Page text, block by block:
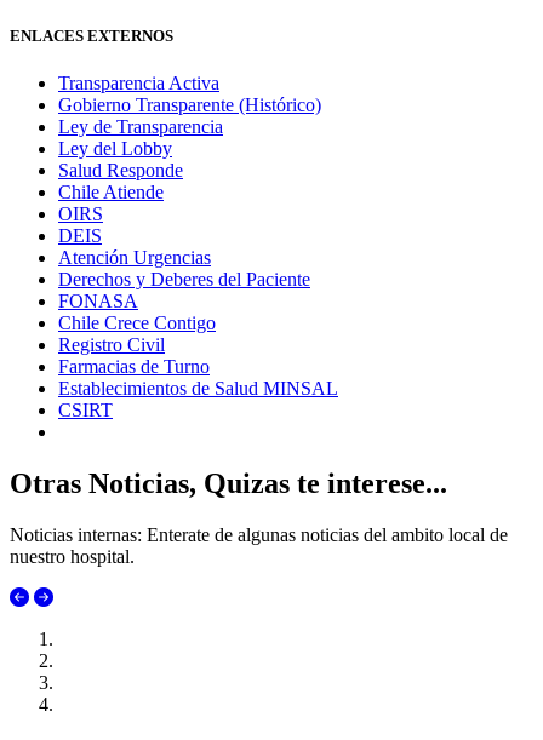
ENLACES EXTERNOS
Transparencia Activa
Gobierno Transparente (Histórico)
Ley de Transparencia
Ley del Lobby
Salud Responde
Chile Atiende
OIRS
DEIS
Atención Urgencias
Derechos y Deberes del Paciente
FONASA
Chile Crece Contigo
Registro Civil
Farmacias de Turno
Establecimientos de Salud MINSAL
CSIRT
Otras Noticias, Quizas te interese...
Noticias internas: Enterate de algunas noticias del ambito local de
nuestro hospital.